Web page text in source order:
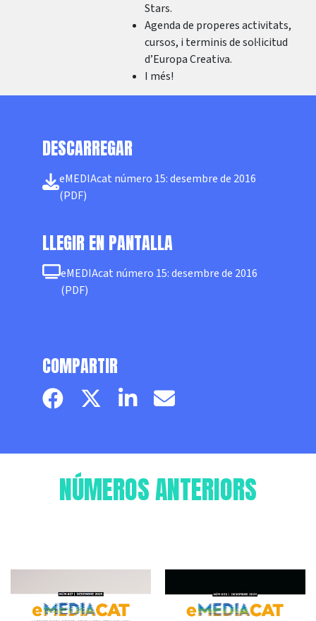
Stars.
Agenda de properes activitats,
cursos, i terminis de sol·licitud
d’Europa Creativa.
I més!
DESCARREGAR
eMEDIAcat número 15: desembre de 2016
(PDF)
LLEGIR EN PANTALLA
eMEDIAcat número 15: desembre de 2016
(PDF)
COMPARTIR
Facebook pageTwitter page
LinkedinEmail
NÚMEROS ANTERIORS